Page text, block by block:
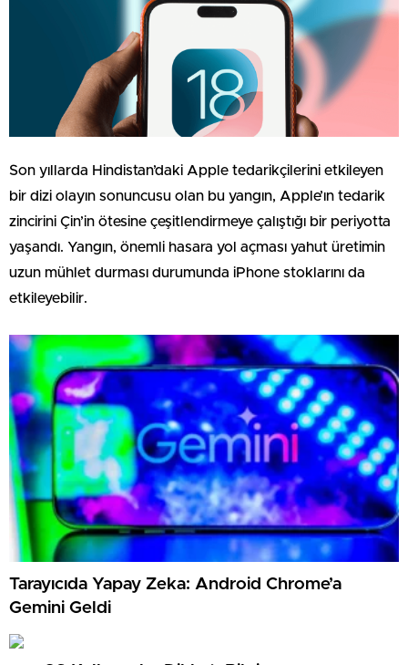
Son yıllarda Hindistan’daki Apple tedarikçilerini etkileyen
bir dizi olayın sonuncusu olan bu yangın, Apple’ın tedarik
zincirini Çin’in ötesine çeşitlendirmeye çalıştığı bir periyotta
yaşandı. Yangın, önemli hasara yol açması yahut üretimin
uzun mühlet durması durumunda iPhone stoklarını da
etkileyebilir.
Tarayıcıda Yapay Zeka: Android Chrome’a
Gemini Geldi